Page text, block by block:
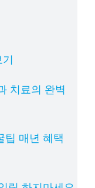
치료의 완벽
팁 매년 혜택